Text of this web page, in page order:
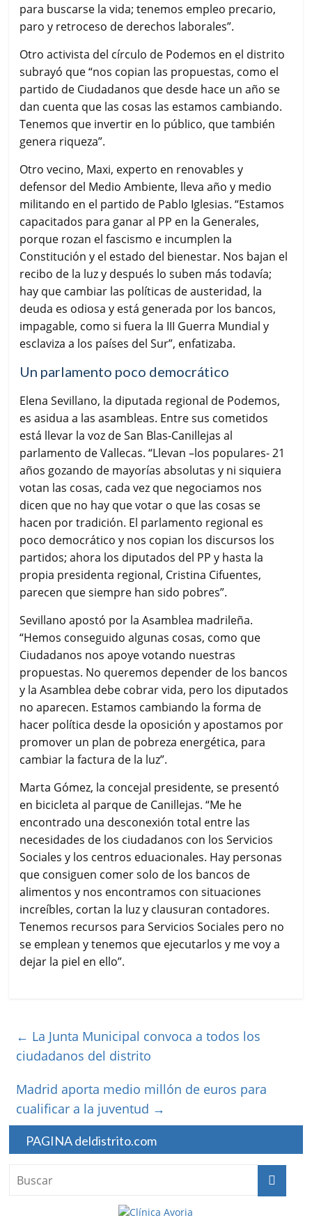
para buscarse la vida; tenemos empleo precario,
paro y retroceso de derechos laborales”.
Otro activista del círculo de Podemos en el distrito
subrayó que “nos copian las propuestas, como el
partido de Ciudadanos que desde hace un año se
dan cuenta que las cosas las estamos cambiando.
Tenemos que invertir en lo público, que también
genera riqueza”.
Otro vecino, Maxi, experto en renovables y
defensor del Medio Ambiente, lleva año y medio
militando en el partido de Pablo Iglesias. “Estamos
capacitados para ganar al PP en la Generales,
porque rozan el fascismo e incumplen la
Constitución y el estado del bienestar. Nos bajan el
recibo de la luz y después lo suben más todavía;
hay que cambiar las políticas de austeridad, la
deuda es odiosa y está generada por los bancos,
impagable, como si fuera la III Guerra Mundial y
esclaviza a los países del Sur”, enfatizaba.
Un parlamento poco democrático
Elena Sevillano, la diputada regional de Podemos,
es asidua a las asambleas. Entre sus cometidos
está llevar la voz de San Blas-Canillejas al
parlamento de Vallecas. “Llevan –los populares- 21
años gozando de mayorías absolutas y ni siquiera
votan las cosas, cada vez que negociamos nos
dicen que no hay que votar o que las cosas se
hacen por tradición. El parlamento regional es
poco democrático y nos copian los discursos los
partidos; ahora los diputados del PP y hasta la
propia presidenta regional, Cristina Cifuentes,
parecen que siempre han sido pobres”.
Sevillano apostó por la Asamblea madrileña.
“Hemos conseguido algunas cosas, como que
Ciudadanos nos apoye votando nuestras
propuestas. No queremos depender de los bancos
y la Asamblea debe cobrar vida, pero los diputados
no aparecen. Estamos cambiando la forma de
hacer política desde la oposición y apostamos por
promover un plan de pobreza energética, para
cambiar la factura de la luz”.
Marta Gómez, la concejal presidente, se presentó
en bicicleta al parque de Canillejas. “Me he
encontrado una desconexión total entre las
necesidades de los ciudadanos con los Servicios
Sociales y los centros eduacionales. Hay personas
que consiguen comer solo de los bancos de
alimentos y nos encontramos con situaciones
increíbles, cortan la luz y clausuran contadores.
Tenemos recursos para Servicios Sociales pero no
se emplean y tenemos que ejecutarlos y me voy a
dejar la piel en ello”.
← La Junta Municipal convoca a todos los
ciudadanos del distrito
Madrid aporta medio millón de euros para
cualificar a la juventud →
PAGINA deldistrito.com